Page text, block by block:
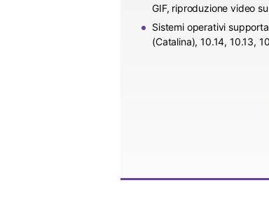
GIF, riproduzione video
Sistemi operativi
(Catalina), 10.14, 10.13,